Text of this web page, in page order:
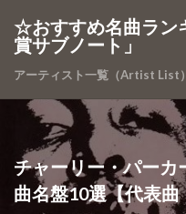
☆おすすめ名曲ラン
賞サブノート」
アーティスト一覧（Artist List）
チャーリー・パーカ
曲名盤10選【代表曲